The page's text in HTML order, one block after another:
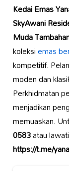
Kedai Emas
SkyAwani
Muda
koleksiemas
kompetitif.
moden dan
Perkhidmatan
menjadikan
memuaskan.
0583atau
https://t.me/